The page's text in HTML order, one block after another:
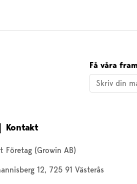
Få våra
Kontakt
Företag (Growin AB)
12, 725 91 Västerås